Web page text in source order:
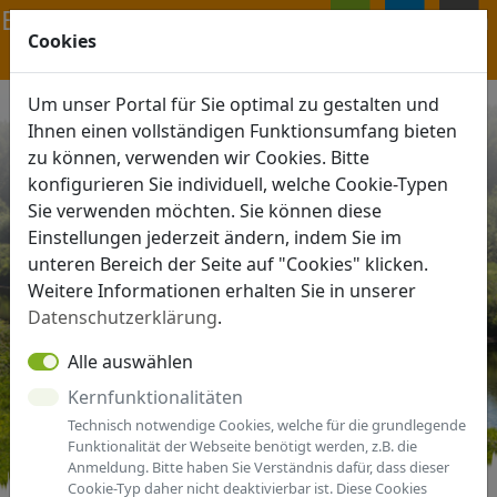
Cookies
Um unser Portal für Sie optimal zu gestalten und
Ihnen einen vollständigen Funktionsumfang bieten
zu können, verwenden wir Cookies. Bitte
konfigurieren Sie individuell, welche Cookie-Typen
Sie verwenden möchten. Sie können diese
Einstellungen jederzeit ändern, indem Sie im
unteren Bereich der Seite auf "Cookies" klicken.
Weitere Informationen erhalten Sie in unserer
Datenschutzerklärung.
Alle auswählen
Kernfunktionalitäten
Technisch notwendige Cookies, welche für die grundlegende
Funktionalität der Webseite benötigt werden, z.B. die
Anmeldung. Bitte haben Sie Verständnis dafür, dass dieser
Cookie-Typ daher nicht deaktivierbar ist. Diese Cookies
Navigation ein-/ausblenden
MENÜ